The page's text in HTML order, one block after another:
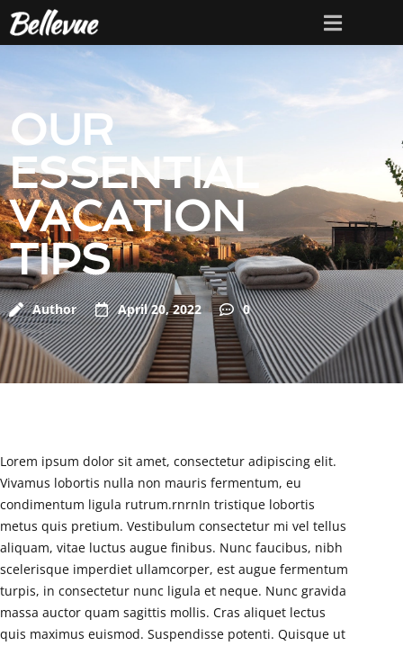
OUR
ESSENTIAL
VACATION
TIPS
Author April 20, 2022 0
Lorem ipsum dolor sit amet, consectetur adipiscing elit.
Vivamus lobortis nulla non mauris fermentum, eu
condimentum ligula rutrum.rnrnIn tristique lobortis
metus quis pretium. Vestibulum consectetur mi vel tellus
aliquam, vitae luctus augue finibus. Nunc faucibus, nibh
scelerisque imperdiet ullamcorper, est augue fermentum
turpis, in consectetur nunc ligula et neque. Nunc gravida
massa auctor quam sagittis mollis. Cras aliquet lectus
quis maximus euismod. Suspendisse potenti. Quisque ut